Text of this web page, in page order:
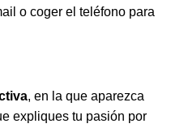
o coger el teléfono para
, en la que aparezca
expliques tu pasión por